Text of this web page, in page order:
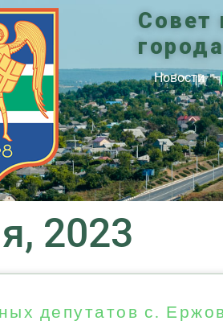
Совет
Новости
2023
депутатов с.